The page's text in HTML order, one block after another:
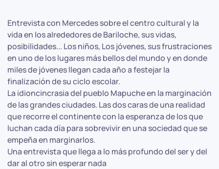
Entrevista con Mercedes sobre el centro cultural y la
vida en los alrededores de Bariloche, sus vidas,
posibilidades... Los niños, Los jóvenes, sus frustraciones
en uno de los lugares más bellos del mundo y en donde
miles de jóvenes llegan cada año a festejar la
finalización de su ciclo escolar.
La idioncincrasia del pueblo Mapuche en la marginación
de las grandes ciudades. Las dos caras de una realidad
que recorre el continente con la esperanza de los que
luchan cada día para sobrevivir en una sociedad que se
empeña en marginarlos.
Una entrevista que llega a lo más profundo del ser y del
dar al otro sin esperar nada